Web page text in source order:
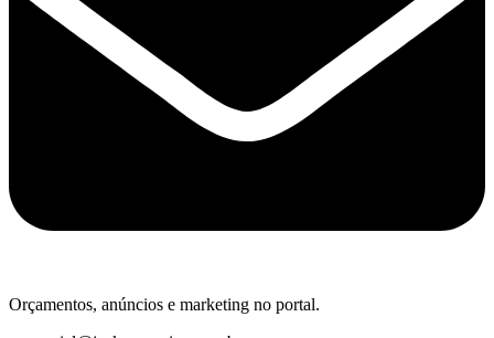
Orçamentos, anúncios e marketing no portal.